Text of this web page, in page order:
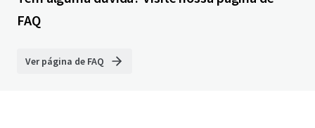
FAQ
Ver página de FAQ